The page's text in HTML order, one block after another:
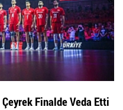
Finalde Veda Etti